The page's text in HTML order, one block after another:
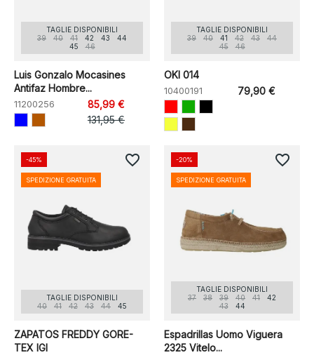
TAGLIE DISPONIBILI
39
40 41 42 43
44
45
46
Luis Gonzalo Mocasines
Antifaz Hombre...
11200256
85,99 €
131,95 €
TAGLIE DISPONIBILI
39
40 41 42 43
44
45
46
OKI 014
10400191 79,90 €
TAGLIE DISPONIBILI
40
41 42 43 44 45
ZAPATOS FREDDY GORE-
TEX IGI
-45%
SPEDIZIONE GRATUITA
favorite_border
TAGLIE DISPONIBILI
37
38 39 40 41
42
43
44
Espadrillas Uomo Viguera
2325 Vitelo...
-20%
SPEDIZIONE GRATUITA
favorite_border